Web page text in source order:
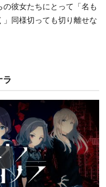
彼女たちにとって「名も
同様切っても切り離せな